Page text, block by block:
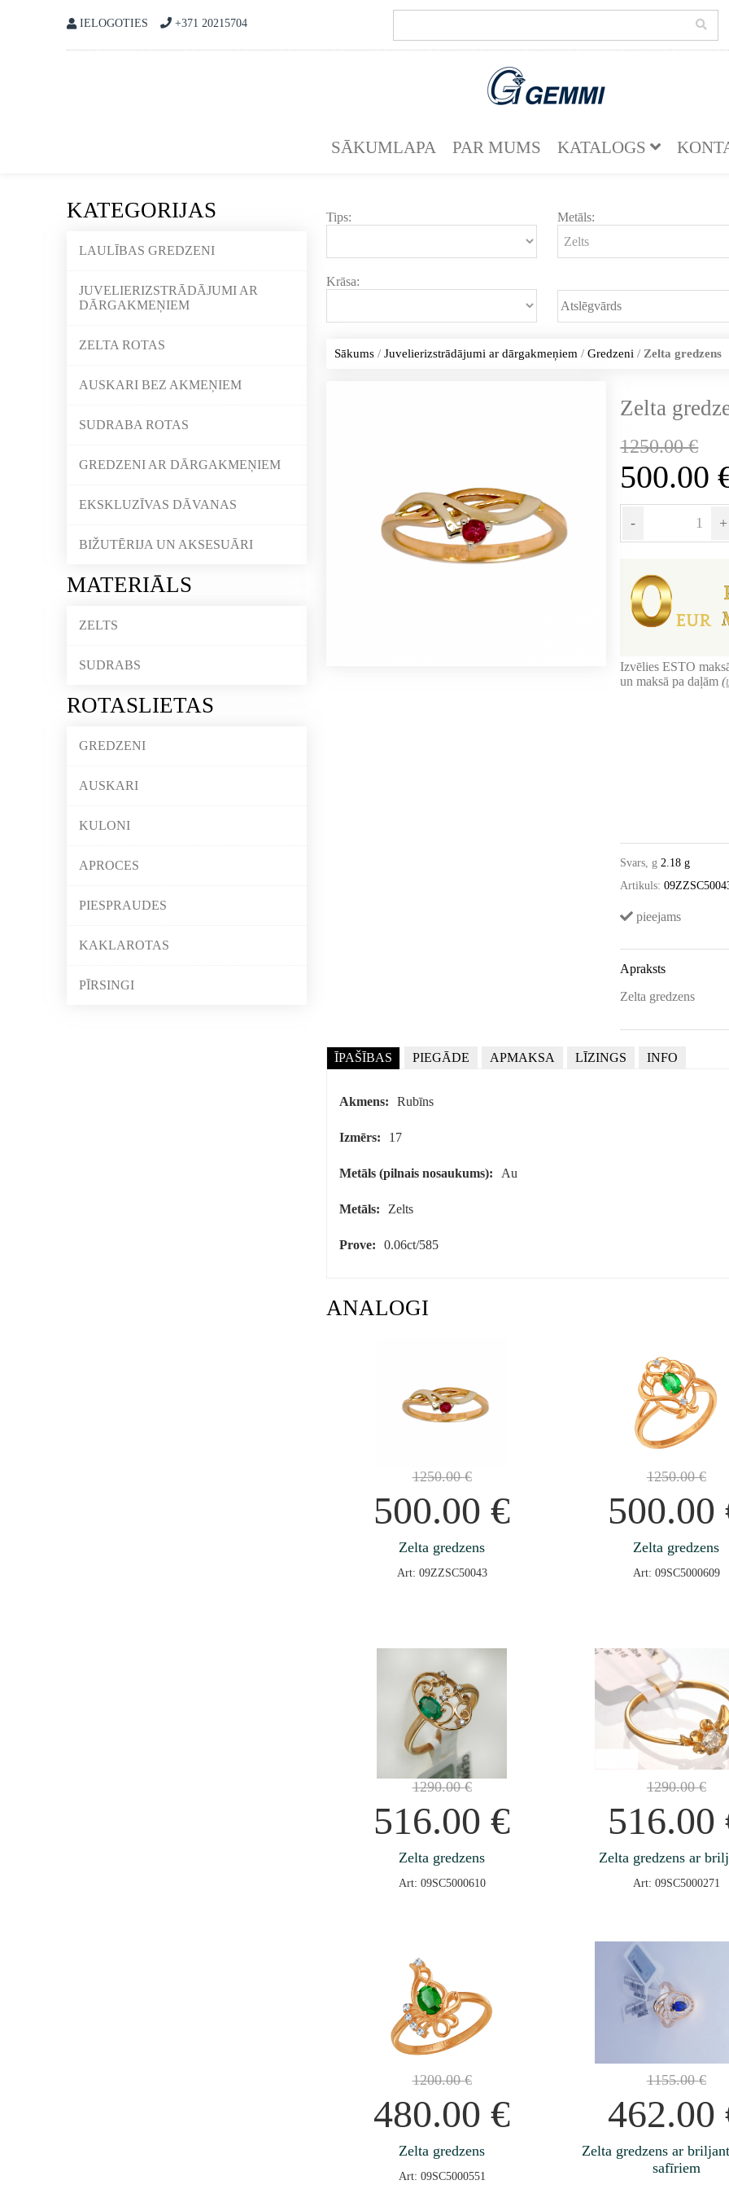
IELOGOTIES +371 20215704
SĀKUMLAPA PAR MUMS KATALOGS
KATEGORIJAS
LAULĪBAS GREDZENI
JUVELIERIZSTRĀDĀJUMI AR
DĀRGAKMEŅIEM
ZELTA ROTAS
AUSKARI BEZ AKMEŅIEM
SUDRABA ROTAS
GREDZENI AR DĀRGAKMEŅIEM
EKSKLUZĪVAS DĀVANAS
BIŽUTĒRIJA UN AKSESUĀRI
MATERIĀLS
ZELTS
SUDRABS
ROTASLIETAS
GREDZENI
AUSKARI
KULONI
APROCES
PIESPRAUDES
KAKLAROTAS
PĪRSINGI
Tips: Metāls:
Krāsa:
Sākums/ Juvelierizstrādājumi ar dārgakmeņiem / Gredzeni / Zelta gredzens
Zelta
1250.00€
500.00
- +
Izvēlies ESTO
un maksā pa daļām(
Svars, g 2.18 g
Artikuls:
pieejams
Apraksts
Zelta gredzens
ĪPAŠĪBAS PIEGĀDE APMAKSA LĪZINGS INFO
Akmens: Rubīns
Izmērs: 17
Metāls (pilnais nosaukums): Au
Metāls: Zelts
Prove: 0.06ct/585
ANALOGI
1250.00€
500.00€
Zelta gredzens
Art: 09ZZSC50043
1250.00€
500.00
Zelta gredzens
Art: 09SC5000609
1290.00€
516.00€
Zelta gredzens
Art: 09SC5000610
1290.00€
516.00
Zelta gredzens ar
Art: 09SC5000271
1200.00€
480.00€
Zelta gredzens
Art: 09SC5000551
1155.00€
462.00
Zelta gredzens ar
safīriem